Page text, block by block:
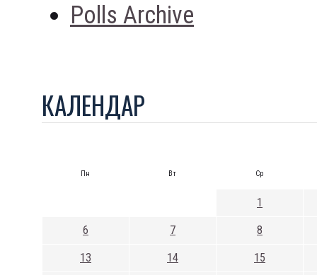
Polls Archive
КАЛЕНДАР
Пн Вт Ср
1
6 7 8
13 14 15